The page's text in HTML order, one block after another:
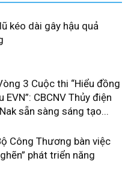
kéo dài gây hậu quả
3 Cuộc thi “Hiểu đồng
EVN”: CBCNV Thủy điện
sẵn sàng sáng tạo...
Công Thương bàn việc
phát triển năng